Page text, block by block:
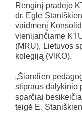
Renginį pradėjo
dr. Eglė
vaidmenį
vienijančiame
(MRU), Lietuvos
kolegiją (VIKO).
„Šiandien
stipraus dalykinio
sparčiai
teigė E.